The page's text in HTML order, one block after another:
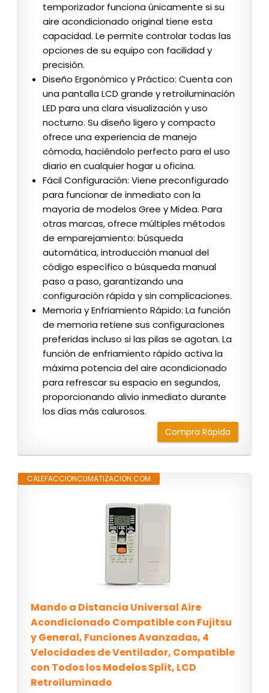
temporizador funciona únicamente si su
aire acondicionado original tiene esta
capacidad. Le permite controlar todas las
opciones de su equipo con facilidad y
precisión.
Diseño Ergonómico y Práctico: Cuenta con
una pantalla LCD grande y retroiluminación
LED para una clara visualización y uso
nocturno. Su diseño ligero y compacto
ofrece una experiencia de manejo
cómoda, haciéndolo perfecto para el uso
diario en cualquier hogar u oficina.
Fácil Configuración: Viene preconfigurado
para funcionar de inmediato con la
mayoría de modelos Gree y Midea. Para
otras marcas, ofrece múltiples métodos
de emparejamiento: búsqueda
automática, introducción manual del
código específico o búsqueda manual
paso a paso, garantizando una
configuración rápida y sin complicaciones.
Memoria y Enfriamiento Rápido: La función
de memoria retiene sus configuraciones
preferidas incluso si las pilas se agotan. La
función de enfriamiento rápido activa la
máxima potencia del aire acondicionado
para refrescar su espacio en segundos,
proporcionando alivio inmediato durante
los días más calurosos.
Compra Rápida
CALEFACCIONCLIMATIZACION.COM
Mando a Distancia Universal Aire
Acondicionado Compatible con Fujitsu
y General, Funciones Avanzadas, 4
Velocidades de Ventilador, Compatible
con Todos los Modelos Split, LCD
Retroiluminado